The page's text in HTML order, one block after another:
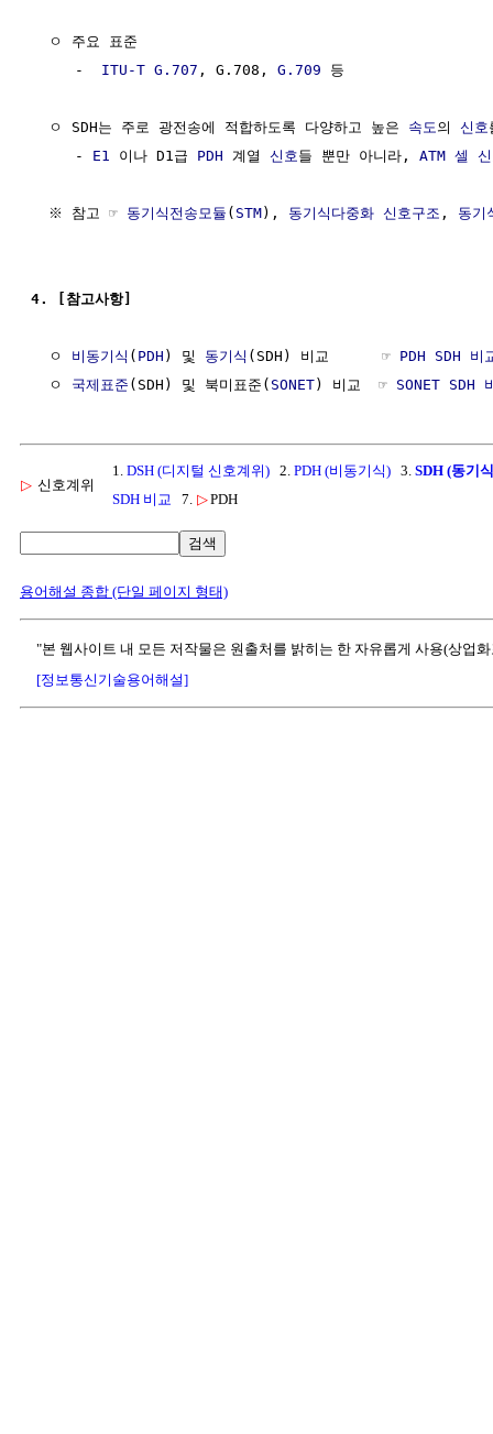
  ㅇ 주요 표준
     -
ITU-T G.707 , G.708, G.709 등
  ㅇ SDH는 주로 광전송에 적합하도록 다양하고 높은
속도 의 신호
     -
E1 이나 D1급 PDH 계열 신호들 뿐만 아니라, ATM 셀
  ※ 참고 ☞
동기식전송모듈 ( STM), 동기식다중화 신호구조 , 동기
4. [참고사항]
  ㅇ
비동기식 ( PDH ) 및 동기식 (SDH) 비교      ☞ PDH SDH 비
  ㅇ
국제표준 (SDH) 및 북미표준( SONET) 비교  ☞ SONET SDH
▷ 신호계위
1. DSH (디지털 신호계위) 2. PDH (비동기식) 3. SDH (동기
SDH 비교
7. ▷PDH
검색
용어해설 종합 (단일 페이지 형태)
"본 웹사이트 내 모든 저작물은 원출처를 밝히는 한 자유롭게 사용(상업
[정보통신기술용어해설]